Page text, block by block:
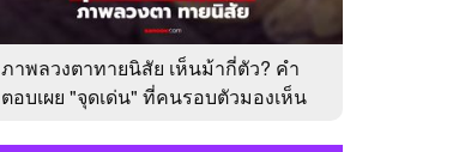
ภาพลวงตาทายนิสัย เห็นม้ากี่ตัว? คำ
ตอบเผย "จุดเด่น" ที่คนรอบตัวมองเห็น